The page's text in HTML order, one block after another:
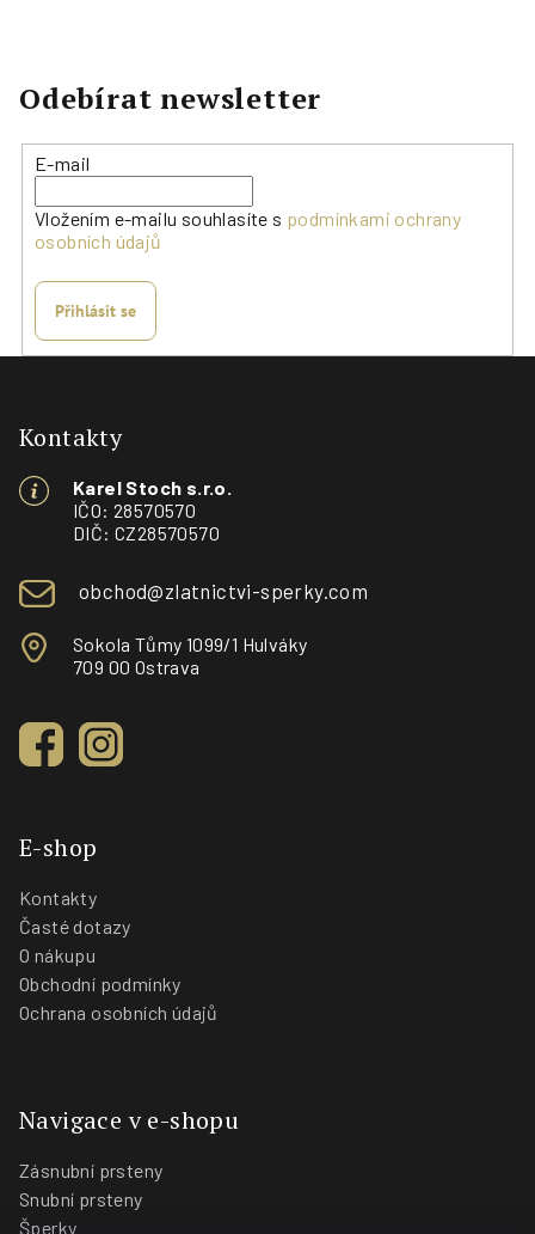
Odebírat newsletter
E-mail
Vložením e-mailu souhlasíte s podmínkami ochrany
osobních údajů
Přihlásit se
Kontakty
Karel Stoch s.r.o.
IČO: 28570570
DIČ: CZ28570570
obchod@zlatnictvi-sperky.com
Sokola Tůmy 1099/1 Hulváky
709 00 Ostrava
E-shop
Kontakty
Časté dotazy
O nákupu
Obchodní podmínky
Ochrana osobních údajů
Navigace v e-shopu
Zásnubní prsteny
Snubní prsteny
Šperky